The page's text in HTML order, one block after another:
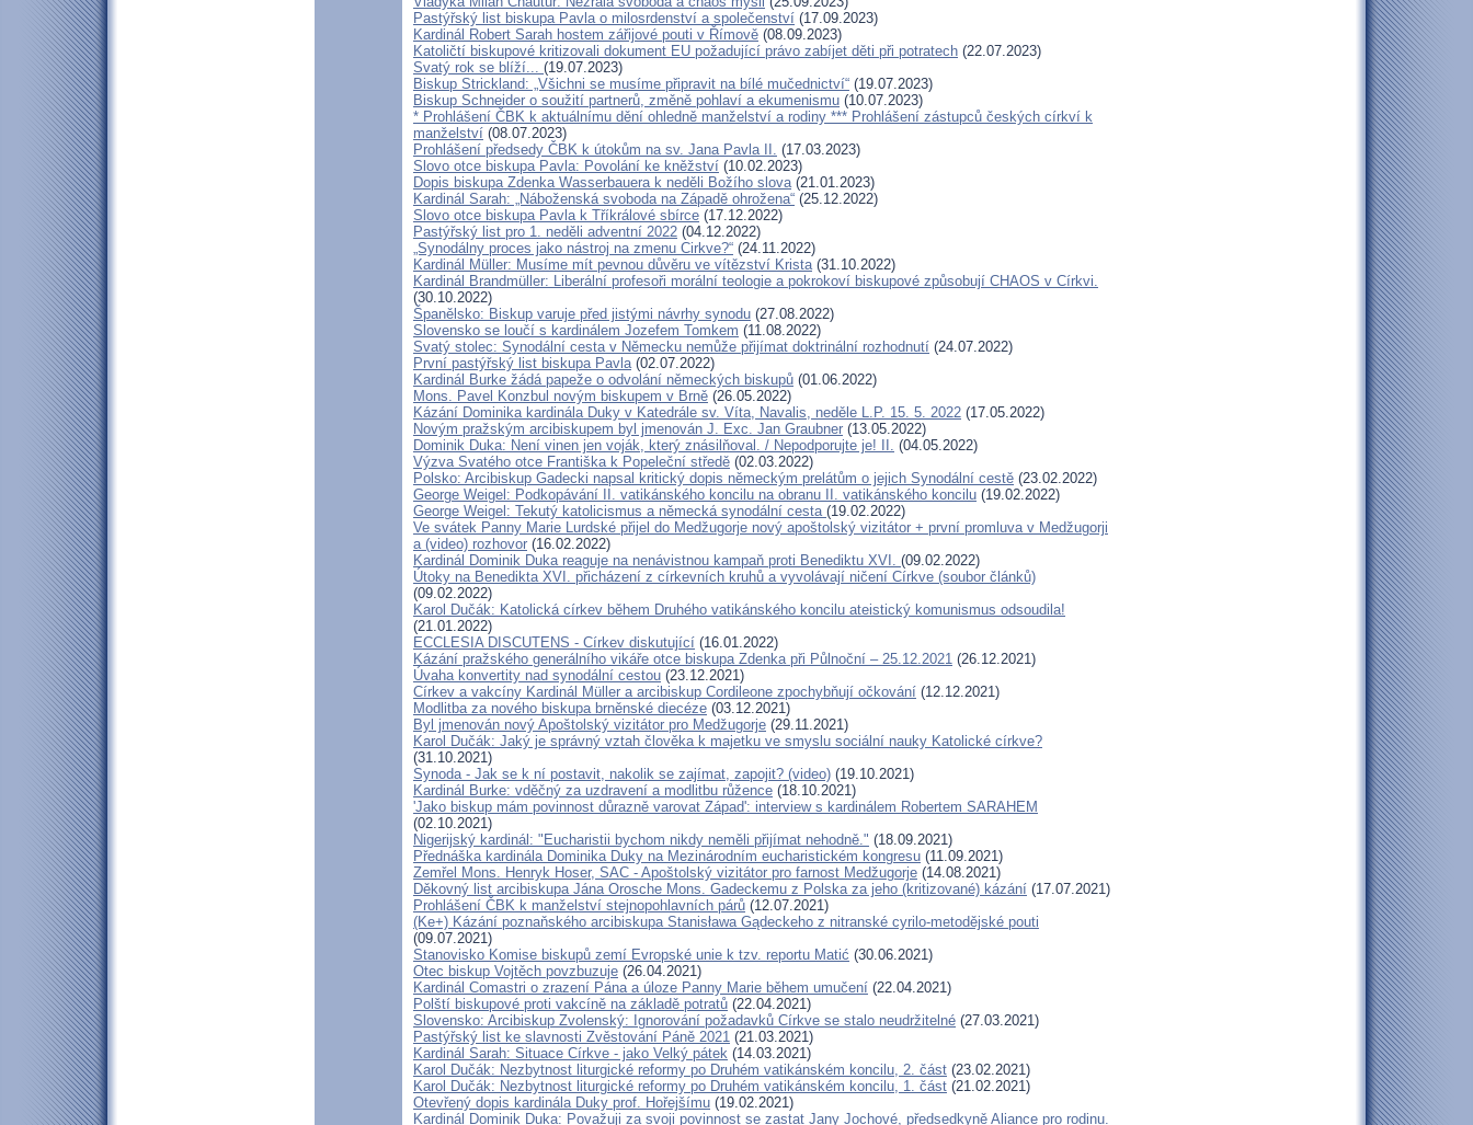
Pastýřský list biskupa Pavla o milosrdenství a společenství (17.09.2023)
Kardinál Robert Sarah hostem zářijové pouti v Římově (08.09.2023)
Katoličtí biskupové kritizovali dokument EU požadující právo zabíjet děti při potratech (22.07.2023)
Svatý rok se blíží... (19.07.2023)
Biskup Strickland: „Všichni se musíme připravit na bílé mučednictví“ (19.07.2023)
Biskup Schneider o soužití partnerů, změně pohlaví a ekumenismu (10.07.2023)
* Prohlášení ČBK k aktuálnímu dění ohledně manželství a rodiny *** Prohlášení zástupců českých církví k
manželství (08.07.2023)
Prohlášení předsedy ČBK k útokům na sv. Jana Pavla II. (17.03.2023)
Slovo otce biskupa Pavla: Povolání ke kněžství (10.02.2023)
Dopis biskupa Zdenka Wasserbauera k neděli Božího slova(21.01.2023)
Kardinál Sarah: „Náboženská svoboda na Západě ohrožena“ (25.12.2022)
Slovo otce biskupa Pavla k Tříkrálové sbírce (17.12.2022)
Pastýřský list pro 1. neděli adventní 2022 (04.12.2022)
„Synodálny proces jako nástroj na zmenu Cirkve?“ (24.11.2022)
Kardinál Müller: Musíme mít pevnou důvěru ve vítězství Krista(31.10.2022)
Kardinál Brandmüller: Liberální profesoři morální teologie a pokrokoví biskupové způsobují CHAOS v Církvi.
(30.10.2022)
Španělsko: Biskup varuje před jistými návrhy synodu (27.08.2022)
Slovensko se loučí s kardinálem Jozefem Tomkem (11.08.2022)
Svatý stolec: Synodální cesta v Německu nemůže přijímat doktrinální rozhodnutí (24.07.2022)
První pastýřský list biskupa Pavla(02.07.2022)
Kardinál Burke žádá papeže o odvolání německých biskupů (01.06.2022)
Mons. Pavel Konzbul novým biskupem v Brně (26.05.2022)
Kázání Dominika kardinála Duky v Katedrále sv. Víta, Navalis, neděle L.P. 15. 5. 2022 (17.05.2022)
Novým pražským arcibiskupem byl jmenován J. Exc. Jan Graubner (13.05.2022)
Dominik Duka: Není vinen jen voják, který znásilňoval. / Nepodporujte je! II. (04.05.2022)
Výzva Svatého otce Františka k Popeleční středě (02.03.2022)
Polsko: Arcibiskup Gadecki napsal kritický dopis německým prelátům o jejich Synodální cestě (23.02.2022)
George Weigel: Podkopávání II. vatikánského koncilu na obranu II. vatikánského koncilu (19.02.2022)
George Weigel: Tekutý katolicismus a německá synodální cesta (19.02.2022)
Ve svátek Panny Marie Lurdské přijel do Medžugorje nový apoštolský vizitátor + první promluva v Medžugorji
a (video) rozhovor (16.02.2022)
Kardinál Dominik Duka reaguje na nenávistnou kampaň proti Benediktu XVI. (09.02.2022)
Útoky na Benedikta XVI. přicházení z církevních kruhů a vyvolávají ničení Církve (soubor článků)
(09.02.2022)
Karol Dučák: Katolická církev během Druhého vatikánského koncilu ateistický komunismus odsoudila!
(21.01.2022)
ECCLESIA DISCUTENS - Církev diskutující (16.01.2022)
Kázání pražského generálního vikáře otce biskupa Zdenka při Půlnoční – 25.12.2021 (26.12.2021)
Úvaha konvertity nad synodální cestou (23.12.2021)
Církev a vakcíny Kardinál Müller a arcibiskup Cordileone zpochybňují očkování (12.12.2021)
Modlitba za nového biskupa brněnské diecéze (03.12.2021)
Byl jmenován nový Apoštolský vizitátor pro Medžugorje (29.11.2021)
Karol Dučák: Jaký je správný vztah člověka k majetku ve smyslu sociální nauky Katolické církve?
(31.10.2021)
Synoda - Jak se k ní postavit, nakolik se zajímat, zapojit? (video) (19.10.2021)
Kardinál Burke: vděčný za uzdravení a modlitbu růžence (18.10.2021)
'Jako biskup mám povinnost důrazně varovat Západ': interview s kardinálem Robertem SARAHEM
(02.10.2021)
Nigerijský kardinál: "Eucharistii bychom nikdy neměli přijímat nehodně." (18.09.2021)
Přednáška kardinála Dominika Duky na Mezinárodním eucharistickém kongresu (11.09.2021)
Zemřel Mons. Henryk Hoser, SAC - Apoštolský vizitátor pro farnost Medžugorje (14.08.2021)
Děkovný list arcibiskupa Jána Orosche Mons. Gadeckemu z Polska za jeho (kritizované) kázání (17.07.2021)
Prohlášení ČBK k manželství stejnopohlavních párů (12.07.2021)
(Ke+) Kázání poznaňského arcibiskupa Stanisława Gądeckeho z nitranské cyrilo-metodějské pouti
(09.07.2021)
Stanovisko Komise biskupů zemí Evropské unie k tzv. reportu Matić (30.06.2021)
Otec biskup Vojtěch povzbuzuje (26.04.2021)
Kardinál Comastri o zrazení Pána a úloze Panny Marie během umučení (22.04.2021)
Polští biskupové proti vakcíně na základě potratů (22.04.2021)
Slovensko: Arcibiskup Zvolenský: Ignorování požadavků Církve se stalo neudržitelné (27.03.2021)
Pastýřský list ke slavnosti Zvěstování Páně 2021 (21.03.2021)
Kardinál Sarah: Situace Církve - jako Velký pátek (14.03.2021)
Karol Dučák: Nezbytnost liturgické reformy po Druhém vatikánském koncilu, 2. část (23.02.2021)
Karol Dučák: Nezbytnost liturgické reformy po Druhém vatikánském koncilu, 1. část (21.02.2021)
Otevřený dopis kardinála Duky prof. Hořejšímu (19.02.2021)
Kardinál Dominik Duka: Považuji za svoji povinnost se zastat Jany Jochové, předsedkyně Aliance pro rodinu.